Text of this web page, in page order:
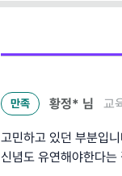
만족 황정* 님 교
고민하고 있던 부분입
신념도 유연해야한다